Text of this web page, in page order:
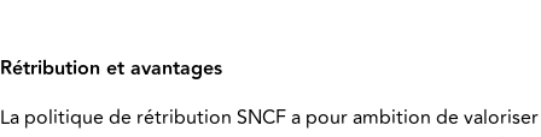
Rétribution et avantages
La politique de rétribution SNCF a pour ambition de valoriser